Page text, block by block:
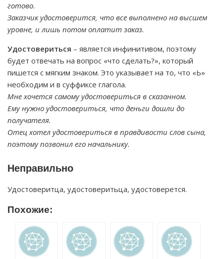
готово.
Заказчик удостоверится, что все выполнено на высшем
уровне, и лишь потом оплатит заказ.
Удостовериться – является инфинитивом, поэтому
будет отвечать на вопрос «что сделать?», который
пишется с мягким знаком. Это указывает на то, что «Ь»
необходим и в суффиксе глагола.
Мне хочется самому удостовериться в сказанном.
Ему нужно удостовериться, что деньги дошли до
получателя.
Отец хотел удостовериться в правдивости слов сына,
поэтому позвонил его начальнику.
Неправильно
Удостоверитца, удостоверитьца, удостоверется.
Похожие: